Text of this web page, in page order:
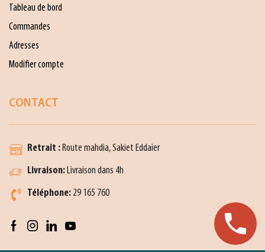
Tableau de bord
Commandes
Adresses
Modifier compte
CONTACT
Retrait :Route mahdia, Sakiet Eddaier
Livraison:Livraison dans 4h
Téléphone: 29 165 760